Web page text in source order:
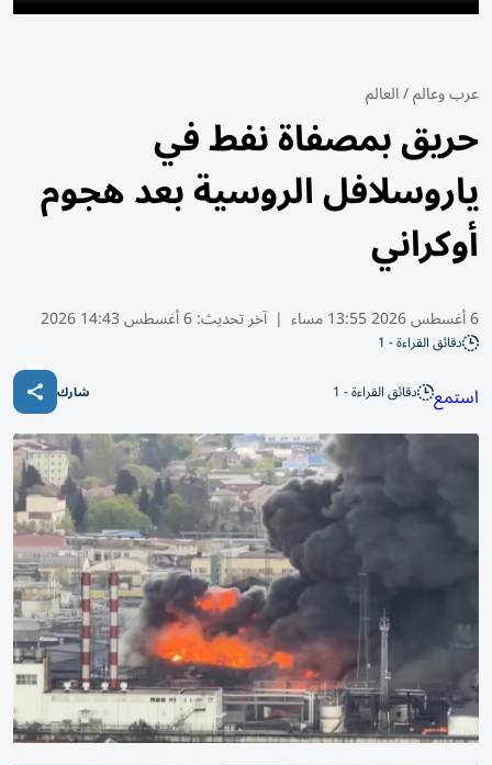
عرب وعالم/العالم
حريق بمصفاة نفط في
ياروسلافل الروسية بعد هجوم
أوكراني
6 أغسطس 2026 13:55 مساء | آخر تحديث:6 أغسطس 14:43 2026
دقائق القراءة - 1
استمع دقائق القراءة - 1 شارك